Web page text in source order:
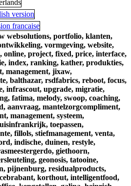
websolutions, portfolio, klanten,
vormgeving, website,
online, project, fixed, price, interface,
index, ranking, kather, produkties,
management, jixaw,
balthazar, rsdfabrics, reboot, focus,
infrascout, upgrade, migratie,
fatima, melody, swoop, coaching,
aanvraag, mantelzorgcompliment,
management, systeem,
toepassen,
fillols, stiefmanagement, venta,
indische, duinen, restyle,
giethoorn,
geonosis, tatooine,
pijnenburg, residualproducts,
korthout, intelligentfood,